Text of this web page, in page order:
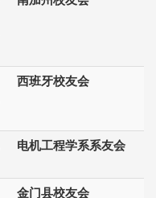
西班牙校友会
电机工程学系系友会
金门县校友会